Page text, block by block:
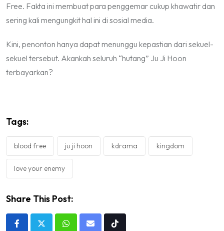
Free. Fakta ini membuat para penggemar cukup khawatir dan
sering kali mengungkit hal ini di sosial media.
Kini, penonton hanya dapat menunggu kepastian dari sekuel-
sekuel tersebut. Akankah seluruh “hutang” Ju Ji Hoon
terbayarkan?
Tags:
blood free ju ji hoon kdrama kingdom
love your enemy
Share This Post: